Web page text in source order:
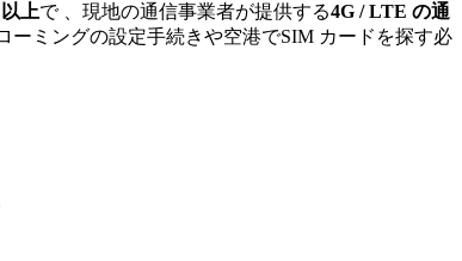
上で 、現地の通信事業者が提供する4G / LTE の通
ーミングの設定手続きや空港でSIM カードを探す必